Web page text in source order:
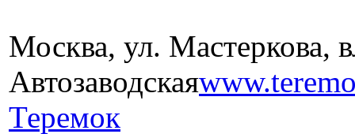
Москва, ул. Мастеркова,
Автозаводская
Теремок